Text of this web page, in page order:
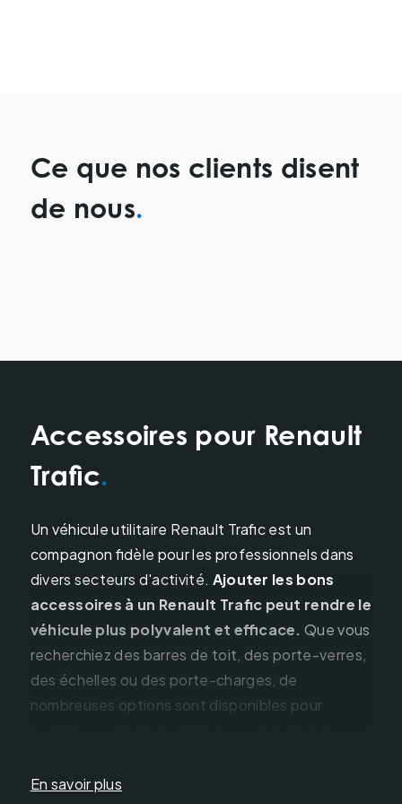
Ce que nos clients disent
de nous
Accessoires pour Renault
Trafic
Un véhicule utilitaire Renault Trafic est un
compagnon fidèle pour les professionnels dans
divers secteurs d'activité. Ajouter les bons
accessoires à un Renault Trafic peut rendre le
véhicule plus polyvalent et efficace. Que vous
recherchiez des barres de toit, des porte-verres,
des échelles ou des porte-charges, de
nombreuses options sont disponibles pour
En savoir plus